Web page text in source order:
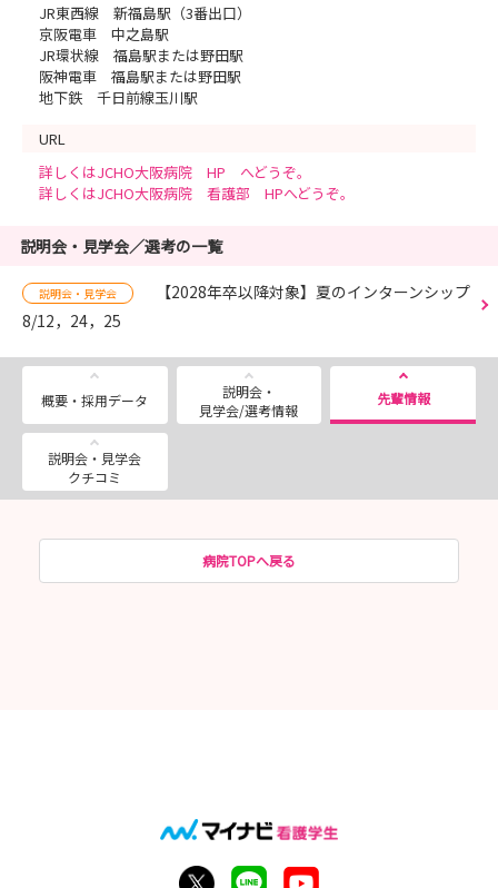
JR東西線 新福島駅（3番出口）
京阪電車 中之島駅
JR環状線 福島駅または野田駅
阪神電車 福島駅または野田駅
地下鉄 千日前線玉川駅
URL
詳しくはJCHO大阪病院 HP へどうぞ。
詳しくはJCHO大阪病院 看護部 HPへどうぞ。
説明会・見学会／選考の一覧
説明会・見学会
【2028年卒以降対象】夏のインターンシップ
8/12，24，25
概要・採用データ
説明会・
見学会/選考情報
先輩情報
説明会・見学会
クチコミ
病院TOPへ戻る